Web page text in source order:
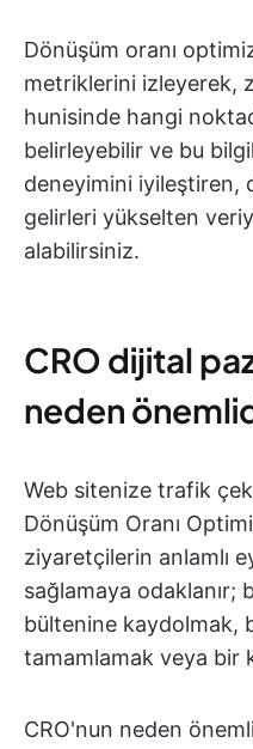
Dönüşüm oranı
metriklerini izleyerek,
hunisinde hangi
belirleyebilir ve bu
deneyimini iyileştiren,
gelirleri yükselten
alabilirsiniz.
CRO dijital
neden
Web sitenize trafik
Dönüşüm Oranı
ziyaretçilerin anlamlı
sağlamaya odaklanır;
bültenine kaydolmak,
tamamlamak veya bir
CRO'nun neden